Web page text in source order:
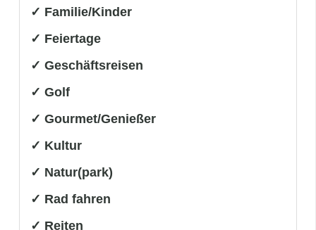
✓ Familie/Kinder
✓ Feiertage
✓ Geschäftsreisen
✓ Golf
✓ Gourmet/Genießer
✓ Kultur
✓ Natur(park)
✓ Rad fahren
✓ Reiten